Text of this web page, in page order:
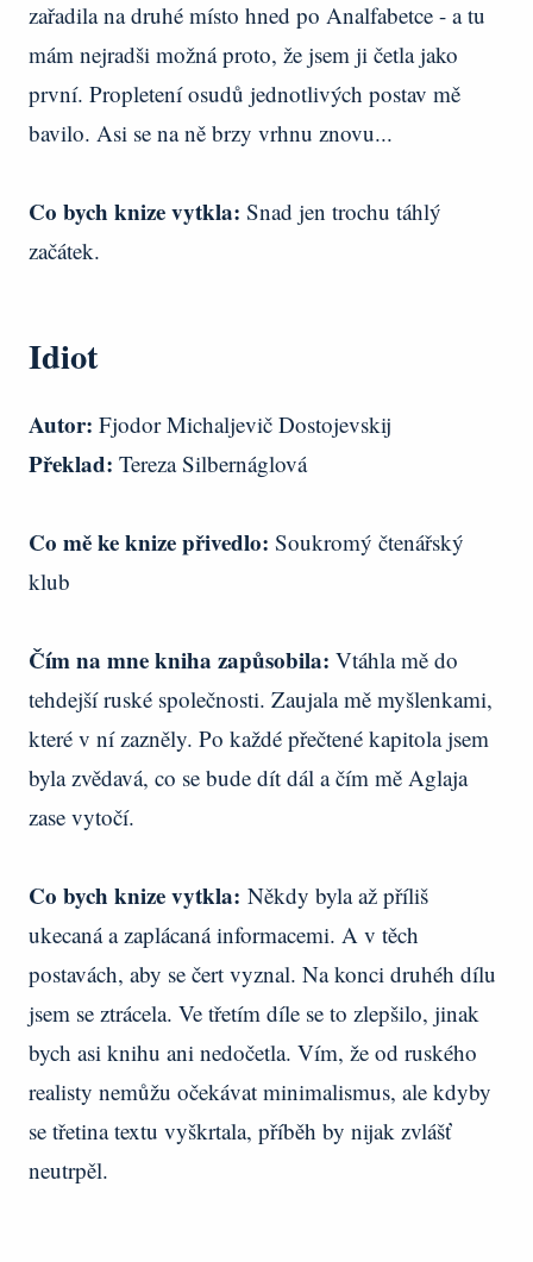
zařadila na druhé místo hned po Analfabetce - a tu
mám nejradši možná proto, že jsem ji četla jako
první. Propletení osudů jednotlivých postav mě
bavilo. Asi se na ně brzy vrhnu znovu...
Co bych knize vytkla: Snad jen trochu táhlý
začátek.
Idiot
Autor: Fjodor Michaljevič Dostojevskij
Překlad: Tereza Silbernáglová
Co mě ke knize přivedlo: Soukromý čtenářský
klub
Čím na mne kniha zapůsobila: Vtáhla mě do
tehdejší ruské společnosti. Zaujala mě myšlenkami,
které v ní zazněly. Po každé přečtené kapitola jsem
byla zvědavá, co se bude dít dál a čím mě Aglaja
zase vytočí.
Co bych knize vytkla: Někdy byla až příliš
ukecaná a zaplácaná informacemi. A v těch
postavách, aby se čert vyznal. Na konci druhéh dílu
jsem se ztrácela. Ve třetím díle se to zlepšilo, jinak
bych asi knihu ani nedočetla. Vím, že od ruského
realisty nemůžu očekávat minimalismus, ale kdyby
se třetina textu vyškrtala, příběh by nijak zvlášť
neutrpěl.